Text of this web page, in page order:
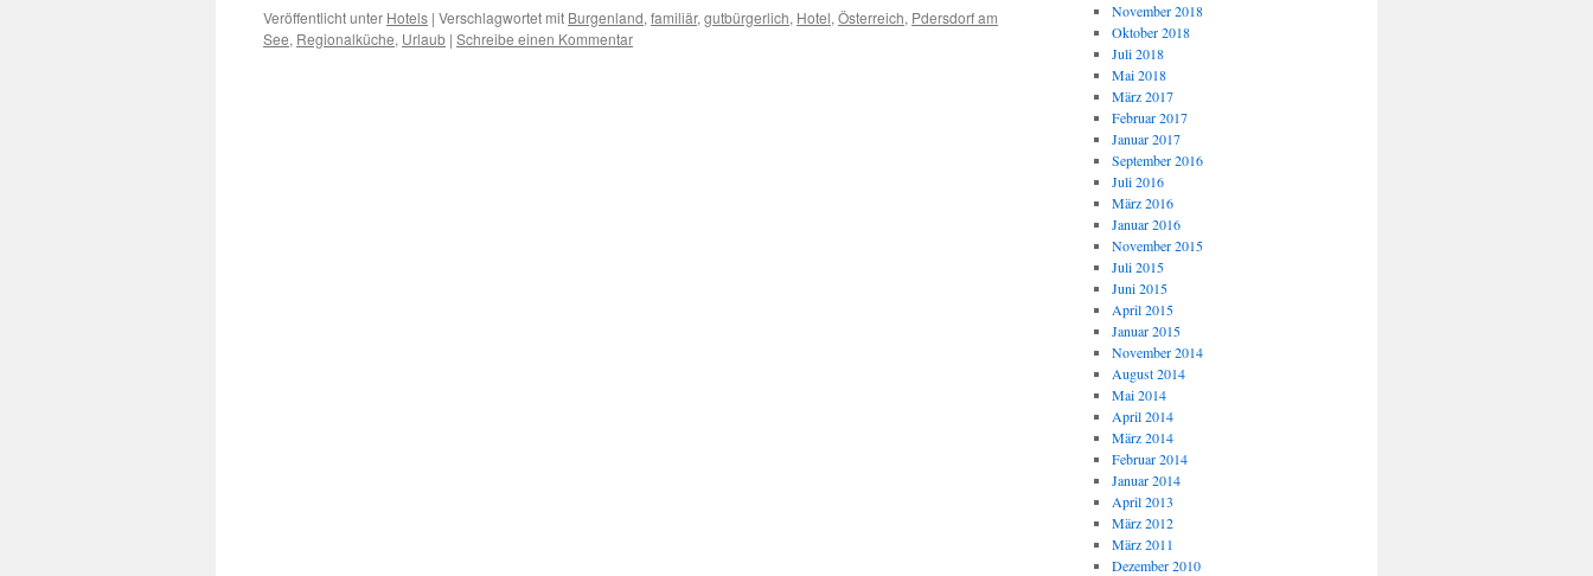
Veröffentlicht unter Hotels | Verschlagwortet mit Burgenland, familiär, gutbürgerlich, Hotel, Österreich, Pdersdorf am
See, Regionalküche, Urlaub | Schreibe einen Kommentar
November 2018
Oktober 2018
Juli 2018
Mai 2018
März 2017
Februar 2017
Januar 2017
September 2016
Juli 2016
März 2016
Januar 2016
November 2015
Juli 2015
Juni 2015
April 2015
Januar 2015
November 2014
August 2014
Mai 2014
April 2014
März 2014
Februar 2014
Januar 2014
April 2013
März 2012
März 2011
Dezember 2010